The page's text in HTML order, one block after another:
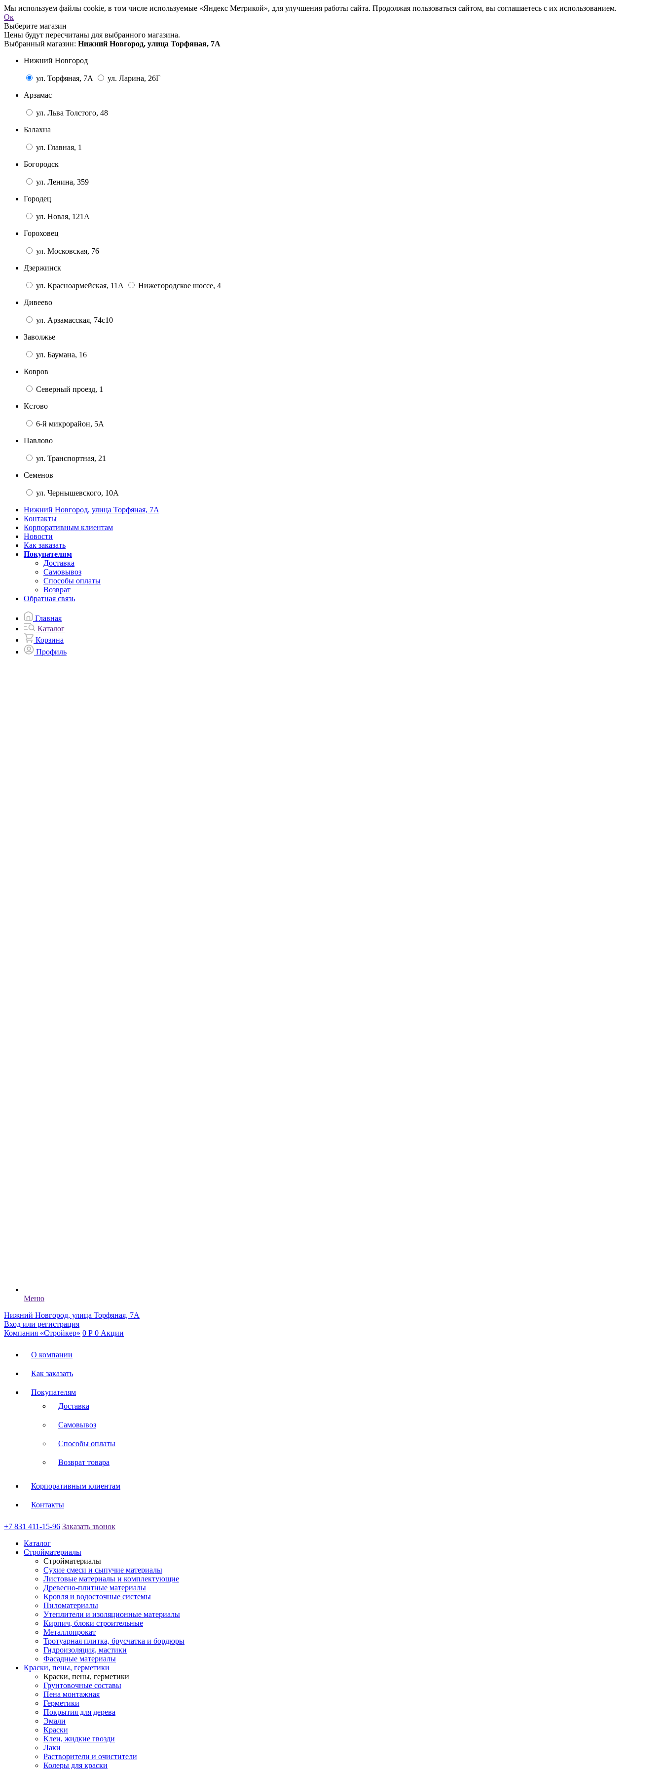
Мы используем файлы cookie, в том числе используемые «Яндекс Метрикой», для улучшения работы сайта. Продолжая пользоваться сайтом, вы соглашаетесь с их использованием.
Ок
Выберите магазин
Цены будут пересчитаны для выбранного магазина.
Выбранный магазин: Нижний Новгород, улица Торфяная, 7А
Нижний Новгород
ул. Торфяная, 7А
ул. Ларина, 26Г
Арзамас
ул. Льва Толстого, 48
Балахна
ул. Главная, 1
Богородск
ул. Ленина, 359
Городец
ул. Новая, 121А
Гороховец
ул. Московская, 76
Дзержинск
ул. Красноармейская, 11А
Нижегородское шоссе, 4
Дивеево
ул. Арзамасская, 74с10
Заволжье
ул. Баумана, 16
Ковров
Северный проезд, 1
Кстово
6-й микрорайон, 5А
Павлово
ул. Транспортная, 21
Семенов
ул. Чернышевского, 10А
Нижний Новгород, улица Торфяная, 7А
Контакты
Корпоративным клиентам
Новости
Как заказать
Покупателям
Доставка
Самовывоз
Способы оплаты
Возврат
Обратная связь
Главная
Каталог
Корзина
Профиль
Меню
Нижний Новгород, улица Торфяная, 7А
Вход или регистрация
Компания «Стройкер» 0 Р 0 Акции
О компании
Как заказать
Покупателям
Доставка
Самовывоз
Способы оплаты
Возврат товара
Корпоративным клиентам
Контакты
+7 831 411-15-96 Заказать звонок
Каталог
Стройматериалы
Стройматериалы
Сухие смеси и сыпучие материалы
Листовые материалы и комплектующие
Древесно-плитные материалы
Кровля и водосточные системы
Пиломатериалы
Утеплители и изоляционные материалы
Кирпич, блоки строительные
Металлопрокат
Тротуарная плитка, брусчатка и бордюры
Гидроизоляция, мастики
Фасадные материалы
Краски, пены, герметики
Краски, пены, герметики
Грунтовочные составы
Пена монтажная
Герметики
Покрытия для дерева
Эмали
Краски
Клеи, жидкие гвозди
Лаки
Растворители и очистители
Колеры для краски